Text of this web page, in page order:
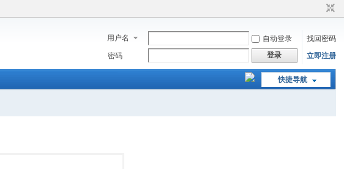
用户名 自动登录
找回密码
密码
登录 立即注册
快捷导航